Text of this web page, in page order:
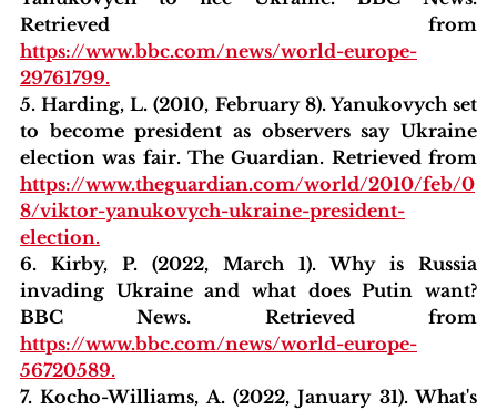
https://www.bbc.com/news/world-europe-
29761799.
5. Harding, L. (2010, February 8). Yanukovych set
to become president as observers say Ukraine
https://www.theguardian.com/world/2010/feb/0
8/viktor-yanukovych-ukraine-president-
election.
6. Kirby, P. (2022, March 1). Why is Russia
invading Ukraine and what does Putin want?
https://www.bbc.com/news/world-europe-
56720589.
7. Kocho-Williams, A. (2022, January 31). What's